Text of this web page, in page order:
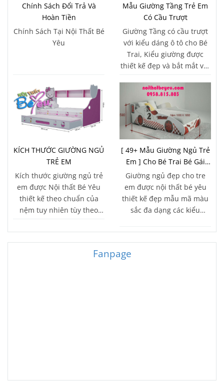
Chính Sách Đổi Trả Và
Hoàn Tiền
Chính Sách Tại Nội Thất Bé
Yêu
Mẫu Giường Tầng Trẻ Em
Có Cầu Trượt
Giường Tầng có cầu trượt
với kiểu dáng ô tô cho Bé
Trai, Kiểu giường được
thiết kế đẹp và bắt mắt với
KÍCH THƯỚC GIƯỜNG NGỦ
TRẺ EM
Kích thước giường ngủ trẻ
em được Nội thất Bé Yêu
thiết kế theo chuẩn của
nệm tuy nhiên tùy theo
sử dụng kích thước theo
diện tích căn phòng
[ 49+ Mẫu Giường Ngủ Trẻ
Em ] Cho Bé Trai Bé Gái
đẹp Lung Linh 2018
Giường ngủ đẹp cho tre
em được nội thất bé yêu
thiết kế đẹp mẫu mã màu
sắc đa dạng các kiểu
cho bé trai bé gái bởi tính
thẩm mỹ cao mang phong
Fanpage